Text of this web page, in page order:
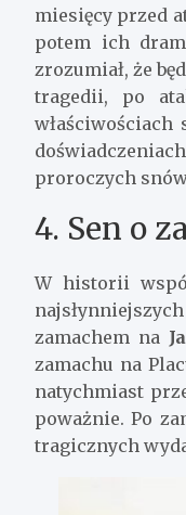
miesięcy przed
potem ich
zrozumiał, że
tragedii, po
proroczych
4. Sen o
W historii
zamachem na
zamachu na
natychmiast
poważnie. Po
tragicznych